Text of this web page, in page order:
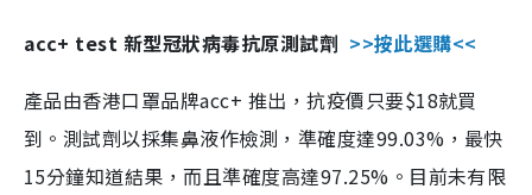
acc+ test 新型冠狀病毒抗原測試劑 >>按此選購<<
產品由香港口罩品牌acc+ 推出，抗疫價只要$18就買
到。測試劑以採集鼻液作檢測，準確度達99.03%，最快
15分鐘知道結果，而且準確度高達97.25%。目前未有限